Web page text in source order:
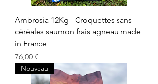
Ambrosia 12Kg - Croquettes sans
céréales saumon frais agneau made
in France
Prix
76,00 €
Nouveau